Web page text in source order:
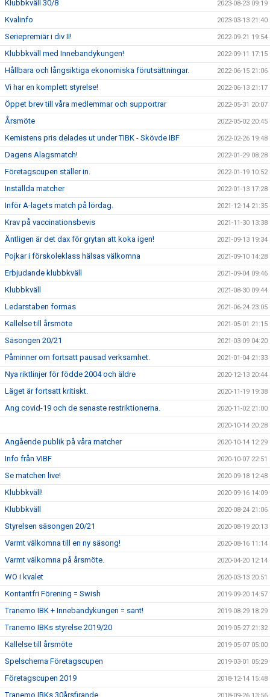
Klubbkväll 30/8 2023-08-23 09:19
Kvalinfo 2023-03-13 21:40
Seriepremiär i div II! 2022-09-21 19:54
Klubbkväll med Innebandykungen! 2022-09-11 17:15
Hållbara och långsiktiga ekonomiska förutsättningar. 2022-06-15 21:06
Vi har en komplett styrelse! 2022-06-13 21:17
Öppet brev till våra medlemmar och supportrar 2022-05-31 20:07
Årsmöte 2022-05-02 20:45
Kemistens pris delades ut under TIBK - Skövde IBF 2022-02-26 19:48
Dagens Alagsmatch! 2022-01-29 08:28
Företagscupen ställer in. 2022-01-19 10:52
Inställda matcher 2022-01-13 17:28
Inför A-lagets match på lördag. 2021-12-14 21:35
Krav på vaccinationsbevis 2021-11-30 13:38
Äntligen är det dax för grytan att koka igen! 2021-09-13 19:34
Pojkar i förskoleklass hälsas välkomna 2021-09-10 14:28
Erbjudande klubbkväll 2021-09-04 09:46
Klubbkväll 2021-08-30 09:44
Ledarstaben formas 2021-06-24 23:05
Kallelse till årsmöte 2021-05-01 21:15
Säsongen 20/21 2021-03-09 04:20
Påminner om fortsatt pausad verksamhet. 2021-01-04 21:33
Nya riktlinjer för födde 2004 och äldre 2020-12-13 20:44
Läget är fortsatt kritiskt. 2020-11-19 19:38
Ang covid-19 och de senaste restriktionerna. 2020-11-02 21:00
2020-10-14 20:28
Angående publik på våra matcher 2020-10-14 12:29
Info från VIBF 2020-10-07 22:51
Se matchen live! 2020-09-18 12:48
Klubbkväll! 2020-09-16 14:09
Klubbkväll 2020-08-24 21:06
Styrelsen säsongen 20/21 2020-08-19 20:13
Varmt välkomna till en ny säsong! 2020-08-16 11:14
Varmt välkomna på årsmöte. 2020-04-20 12:14
WO i kvalet 2020-03-13 20:51
Kontantfri Förening = Swish 2019-09-20 14:57
Tranemo IBK + Innebandykungen = sant! 2019-08-29 18:29
Tranemo IBKs styrelse 2019/20 2019-05-27 21:32
Kallelse till årsmöte 2019-05-07 05:00
Spelschema Företagscupen 2019-03-01 05:29
Företagscupen 2019 2018-12-14 15:48
Tranemo IBKs 30årsfirande